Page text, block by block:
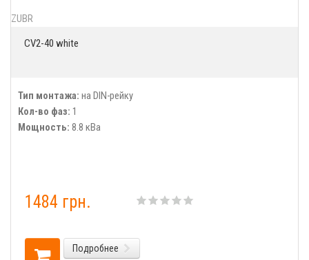
ZUBR
CV2-40 white
Тип монтажа: на DIN-рейку
Кол-во фаз: 1
Мощность: 8.8 кВа
1484 грн.
Подробнее